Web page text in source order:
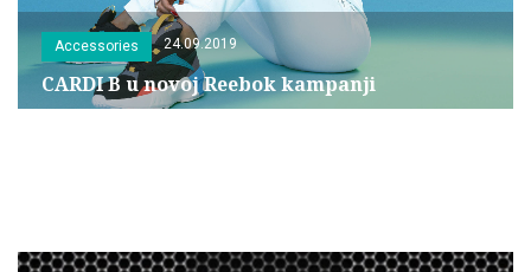
Accessories 24.09.2019
CARDI B u novoj Reebok kampanji